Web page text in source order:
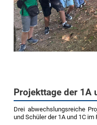
Projekttage der 1A
Drei abwechslungsreiche
und Schüler der 1A und 1C